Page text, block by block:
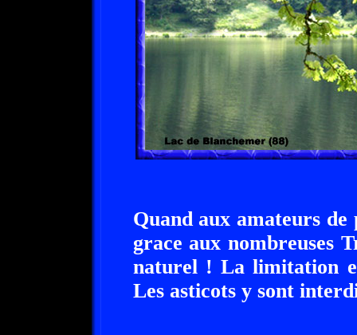
Quand aux amateurs
grace aux nombreuses
naturel ! La limitation
Les asticots y sont